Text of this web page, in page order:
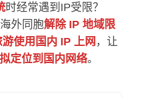
时经常遇到IP受限？
外同胞解除 IP 地域限
使用国内 IP 上网 ，让
定位到国内网络。